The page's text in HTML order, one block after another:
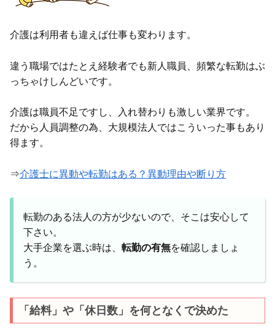
介護は利用者も違えば仕事も変わります。
違う職場ではたとえ経験者でも新人職員、頻繁な転勤はぶ
っちゃけしんどいです。
介護は職員不足ですし、入れ替わりも激しい業界です。
だから人員調整の為、大規模法人ではこういった事もあり
得ます。
⇒介護士に異動や転勤はある？異動理由や断り方
転勤のある法人の方が少ないので、そこは安心して
下さい。
大手企業を選ぶ時は、 転勤の有無を確認しましょ
う。
「給料」や「休日数」を何となくで決めた